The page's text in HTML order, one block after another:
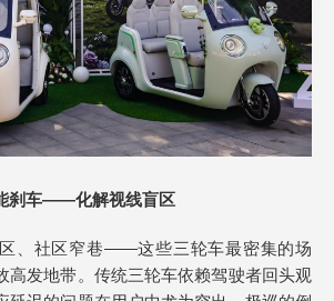
刹车——化解视线盲区
、社区窄巷——这些三轮车最密集的场
高发地带。传统三轮车依赖驾驶者回头观